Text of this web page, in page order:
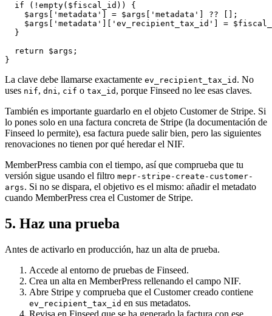
  if (!empty($fiscal_id)) {
    $args['metadata'] = $args['metadata'] ?? [];
$args['metadata']['ev_recipient_tax_id'] =
  }
  return $args;
La clave debe llamarse exactamente ev_recipient_tax_id . No
uses nif, dni, cif o tax_id , porque Finseed no lee esas claves.
También es importante guardarlo en el objeto Customer de Stripe. Si
lo pones solo en una factura concreta de Stripe (la documentación de
Finseed lo permite), esa factura puede salir bien, pero las siguientes
renovaciones no tienen por qué heredar el NIF.
MemberPress cambia con el tiempo, así que comprueba que tu
versión sigue usando el filtro mepr-stripe-create-customer-
args. Si no se dispara, el objetivo es el mismo: añadir el metadato
cuando MemberPress crea el Customer de Stripe.
5. Haz una prueba
Antes de activarlo en producción, haz un alta de prueba.
Accede al entorno de pruebas de Finseed.
Crea un alta en MemberPress rellenando el campo NIF.
Abre Stripe y comprueba que el Customer creado contiene
ev_recipient_tax_id en sus metadatos.
Revisa en Finseed que se ha generado la factura con ese